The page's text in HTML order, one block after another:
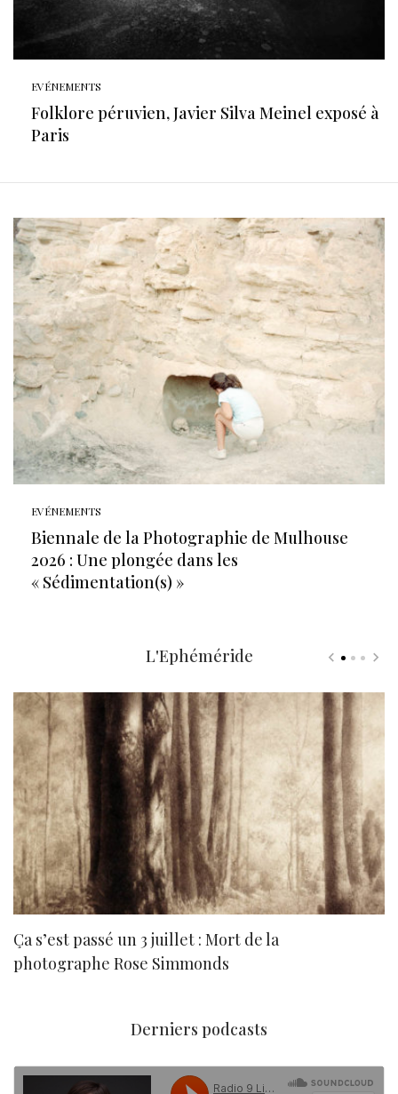
EVÉNEMENTS
Folklore péruvien, Javier Silva Meinel exposé à
Paris
EVÉNEMENTS
Biennale de la Photographie de Mulhouse
2026 : Une plongée dans les
« Sédimentation(s) »
L'Ephéméride
Ça s’est passé un 3 juillet : Mort de la
photographe Rose Simmonds
Derniers podcasts